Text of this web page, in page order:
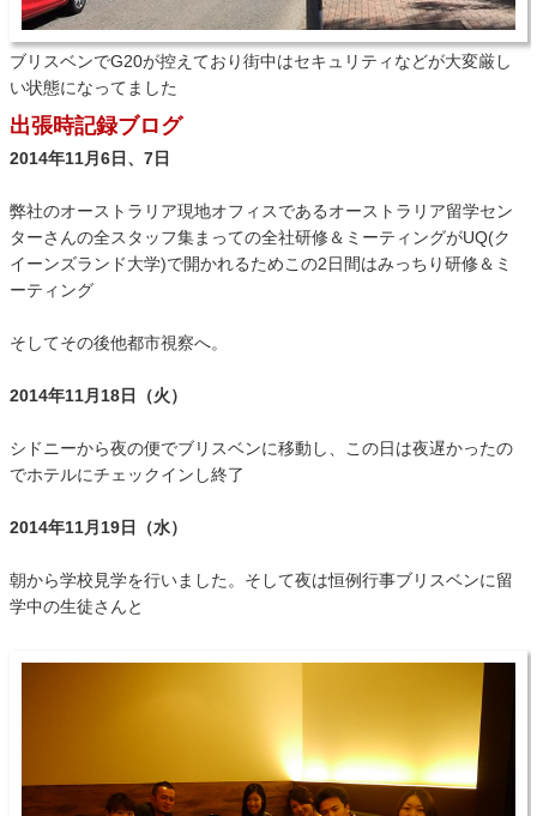
ブリスベンでG20が控えており街中はセキュリティなどが大変厳し
い状態になってました
出張時記録ブログ
2014年11月6日、7日
弊社のオーストラリア現地オフィスであるオーストラリア留学セン
ターさんの全スタッフ集まっての全社研修＆ミーティングがUQ(ク
イーンズランド大学)で開かれるためこの2日間はみっちり研修＆ミ
ーティング
そしてその後他都市視察へ。
2014年11月18日（火）
シドニーから夜の便でブリスベンに移動し、この日は夜遅かったの
でホテルにチェックインし終了
2014年11月19日（水）
朝から学校見学を行いました。そして夜は恒例行事ブリスベンに留
学中の生徒さんと